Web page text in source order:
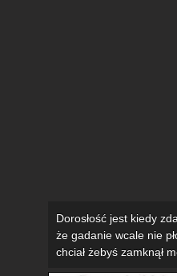
Dorosłość jest kiedy
że gadanie wcale nie
chciał żebyś zamknął